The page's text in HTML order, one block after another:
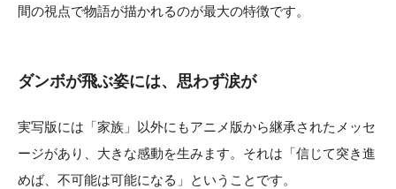
間の視点で物語が描かれるのが最大の特徴です。
ダンボが飛ぶ姿には、思わず涙が
実写版には「家族」以外にもアニメ版から継承されたメッセ
ージがあり、大きな感動を生みます。それは「信じて突き進
めば、不可能は可能になる」ということです。